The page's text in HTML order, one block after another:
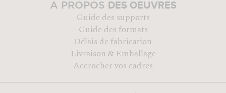
A PROPOS DES OEUVRES
Guide des supports
Guide des formats
Délais de fabrication
Livraison & Emballage
Accrocher vos cadres